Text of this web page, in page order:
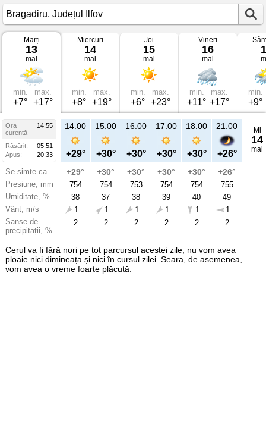
Vremea
Bragadiru
13
mai
2025
Județul
Ilfov
Marți
13
mai
min.
+7°
max.
+17°
Miercuri
14
mai
min.
+8°
max.
+19°
Joi
15
mai
min.
+6°
max.
+23°
Vineri
16
mai
min.
+11°
max.
+17°
min.
+9°
Ora
14:55
curentă
Răsărit:
05:51
Apus:
20:33
Se simte ca
Presiune, mm
Umiditate, %
Vânt, m/s
Șanse de
precipitații, %
14:00
+29°
+29°
754
38
1
2
15:00
+30°
+30°
754
37
1
2
16:00
+30°
+30°
753
38
1
2
17:00
+30°
+30°
754
39
1
2
18:00
+30°
+30°
754
40
1
2
21:00
+26°
+26°
755
49
1
2
Mi
14
mai
Cerul va fi fără nori pe tot parcursul acestei zile, nu vom avea
ploaie nici dimineața și nici în cursul zilei. Seara, de asemenea,
vom avea o vreme foarte plăcută.